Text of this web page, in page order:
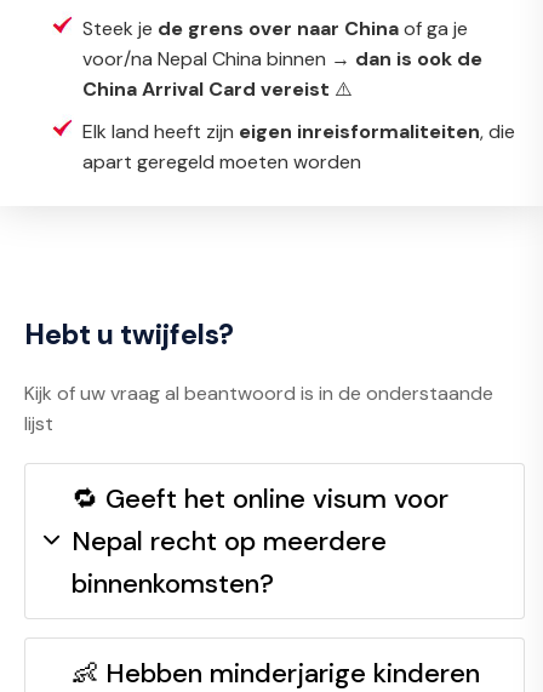
Steek je de grens over naar Chinaof ga je
voor/na Nepal China binnen → dan is ook de
China Arrival Card vereist ⚠️
Elk land heeft zijn eigen inreisformaliteiten, die
apart geregeld moeten worden
Hebt u twijfels?
Kijk of uw vraag al beantwoord is in de onderstaande
lijst
🔁 Geeft het online visum voor
Nepal recht op meerdere
binnenkomsten?
👶 Hebben minderjarige kinderen